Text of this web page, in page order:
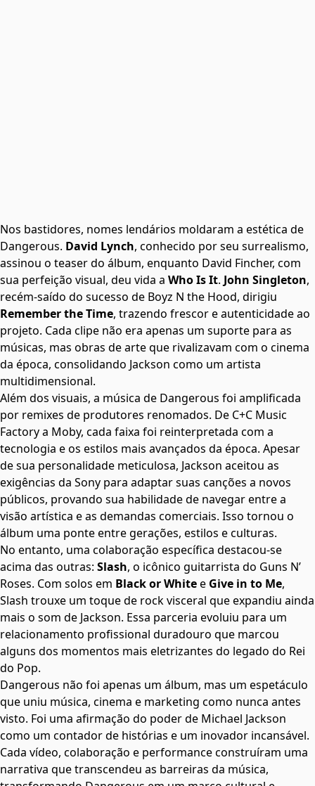
Nos bastidores, nomes lendários moldaram a estética de
Dangerous. David Lynch, conhecido por seu surrealismo,
assinou o teaser do álbum, enquanto David Fincher, com
sua perfeição visual, deu vida a Who Is It. John Singleton,
recém-saído do sucesso de Boyz N the Hood, dirigiu
Remember the Time, trazendo frescor e autenticidade ao
projeto. Cada clipe não era apenas um suporte para as
músicas, mas obras de arte que rivalizavam com o cinema
da época, consolidando Jackson como um artista
multidimensional.
Além dos visuais, a música de Dangerous foi amplificada
por remixes de produtores renomados. De C+C Music
Factory a Moby, cada faixa foi reinterpretada com a
tecnologia e os estilos mais avançados da época. Apesar
de sua personalidade meticulosa, Jackson aceitou as
exigências da Sony para adaptar suas canções a novos
públicos, provando sua habilidade de navegar entre a
visão artística e as demandas comerciais. Isso tornou o
álbum uma ponte entre gerações, estilos e culturas.
No entanto, uma colaboração específica destacou-se
acima das outras: Slash, o icônico guitarrista do Guns N’
Roses. Com solos em Black or Whitee Give in to Me,
Slash trouxe um toque de rock visceral que expandiu ainda
mais o som de Jackson. Essa parceria evoluiu para um
relacionamento profissional duradouro que marcou
alguns dos momentos mais eletrizantes do legado do Rei
do Pop.
Dangerous não foi apenas um álbum, mas um espetáculo
que uniu música, cinema e marketing como nunca antes
visto. Foi uma afirmação do poder de Michael Jackson
como um contador de histórias e um inovador incansável.
Cada vídeo, colaboração e performance construíram uma
narrativa que transcendeu as barreiras da música,